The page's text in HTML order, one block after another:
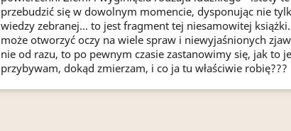
przebudzić się w dowolnym momencie, dysponując nie
wiedzy zebranej... to jest fragment tej niesamowitej
może otworzyć oczy na wiele spraw i niewyjaśnionych
nie od razu, to po pewnym czasie zastanowimy się, jak to
przybywam, dokąd zmierzam, i co ja tu właściwie robię???